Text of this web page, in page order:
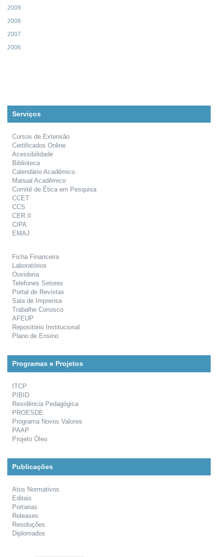
2009
2008
2007
2006
Serviços
Cursos de Extensão
Certificados Online
Acessibilidade
Biblioteca
Calendário Acadêmico
Manual Acadêmico
Comitê de Ética em Pesquisa
CCET
CCS
CER II
CIPA
EMAJ
Ficha Financeira
Laboratórios
Ouvidoria
Telefones Setores
Portal de Revistas
Sala de Imprensa
Trabalhe Conosco
AFEUP
Repositório Institucional
Plano de Ensino
Programas e Projetos
ITCP
PIBID
Residência Pedagógica
PROESDE
Programa Novos Valores
PAAP
Projeto Óleo
Publicações
Atos Normativos
Editais
Portarias
Releases
Resoluções
Diplomados